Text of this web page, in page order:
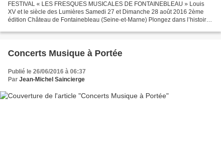
FESTIVAL « LES FRESQUES MUSICALES DE FONTAINEBLEAU » Louis
XV et le siècle des Lumières Samedi 27 et Dimanche 28 août 2016 2ème
édition Château de Fontainebleau (Seine-et-Marne) Plongez dans l’histoire
Concerts Musique à Portée
Publié le 26/06/2016 à 06:37
Par Jean-Michel Saincierge